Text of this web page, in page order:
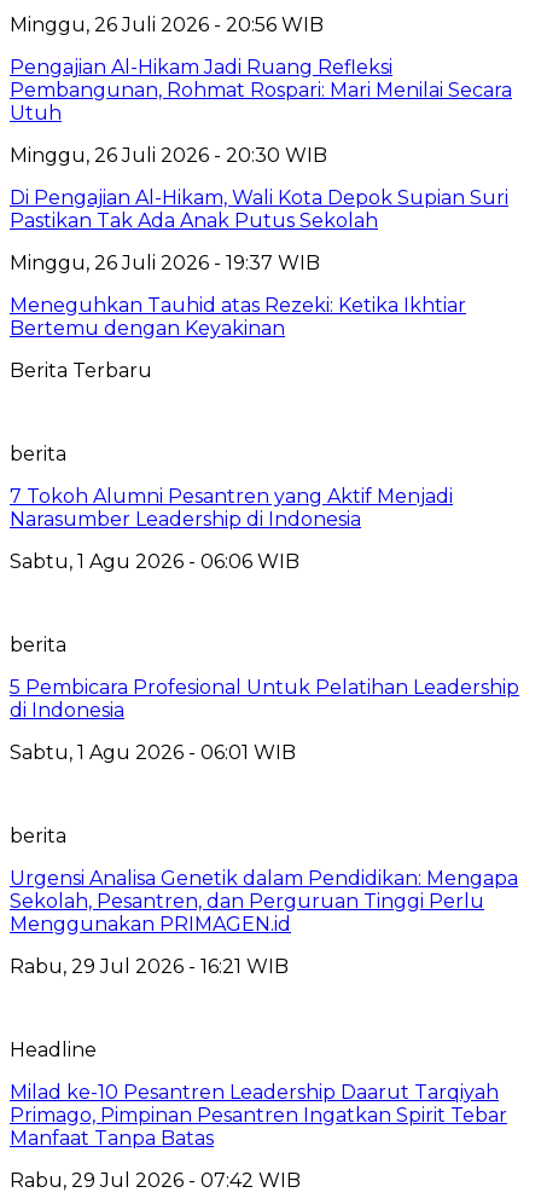
Minggu, 26 Juli 2026 - 20:56 WIB
Pengajian Al-Hikam Jadi Ruang Refleksi
Pembangunan, Rohmat Rospari: Mari Menilai Secara
Utuh
Minggu, 26 Juli 2026 - 20:30 WIB
Di Pengajian Al-Hikam, Wali Kota Depok Supian Suri
Pastikan Tak Ada Anak Putus Sekolah
Minggu, 26 Juli 2026 - 19:37 WIB
Meneguhkan Tauhid atas Rezeki: Ketika Ikhtiar
Bertemu dengan Keyakinan
Berita Terbaru
berita
7 Tokoh Alumni Pesantren yang Aktif Menjadi
Narasumber Leadership di Indonesia
Sabtu, 1 Agu 2026 - 06:06 WIB
berita
5 Pembicara Profesional Untuk Pelatihan Leadership
di Indonesia
Sabtu, 1 Agu 2026 - 06:01 WIB
berita
Urgensi Analisa Genetik dalam Pendidikan: Mengapa
Sekolah, Pesantren, dan Perguruan Tinggi Perlu
Menggunakan PRIMAGEN.id
Rabu, 29 Jul 2026 - 16:21 WIB
Headline
Milad ke-10 Pesantren Leadership Daarut Tarqiyah
Primago, Pimpinan Pesantren Ingatkan Spirit Tebar
Manfaat Tanpa Batas
Rabu, 29 Jul 2026 - 07:42 WIB